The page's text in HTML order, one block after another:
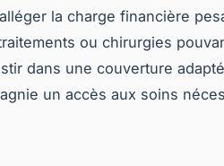
la charge financière
ou chirurgies
dans une couverture
un accès aux soins